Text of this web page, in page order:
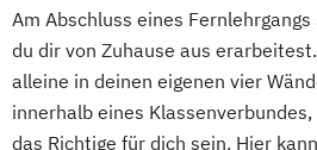
(CCI)
Gesundheitsförderung
Geprüfter Fitnessfachwirt
allergien"
Ernährungsberater/in
„Ernährung in besonderen
Am Abschluss eines
du dir von Zuhause aus
alleine in deinen eigenen vier
innerhalb eines
das Richtige für dich sein. Hier